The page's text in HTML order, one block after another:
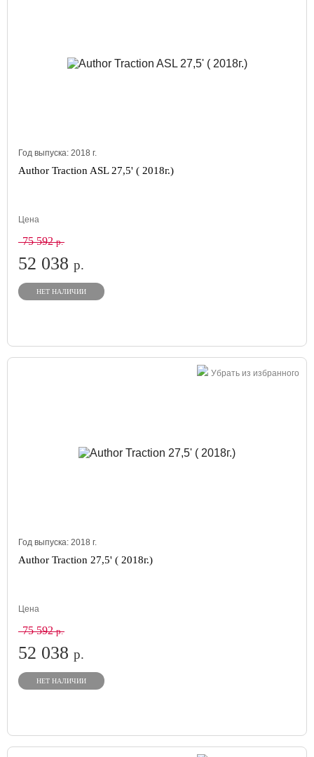
Год выпуска: 2018 г.
Author Traction ASL 27,5' ( 2018г.)
Цена
75 592р.
52 038 р.
НЕТ НАЛИЧИИ
Убрать из избранного
Год выпуска: 2018 г.
Author Traction 27,5' ( 2018г.)
Цена
75 592р.
52 038 р.
НЕТ НАЛИЧИИ